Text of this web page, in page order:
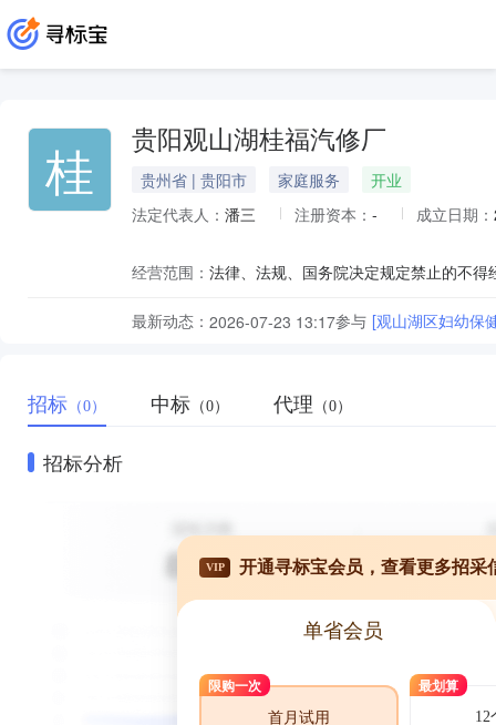
桂 贵阳观山湖桂福汽修厂
贵州省 | 贵阳市 家庭服务
开业
法定代表人： 潘三 注册资本： - 成立日期：
经营范围：
最新动态： 2026-07-23 13:17参与 [观山湖区妇幼保
招标 （0） 中标 （0） 代理 （0）
招标分析
VIP 开通寻标宝会员，查看更多招采
单省会员
限购一次
首月试用
最划算
12